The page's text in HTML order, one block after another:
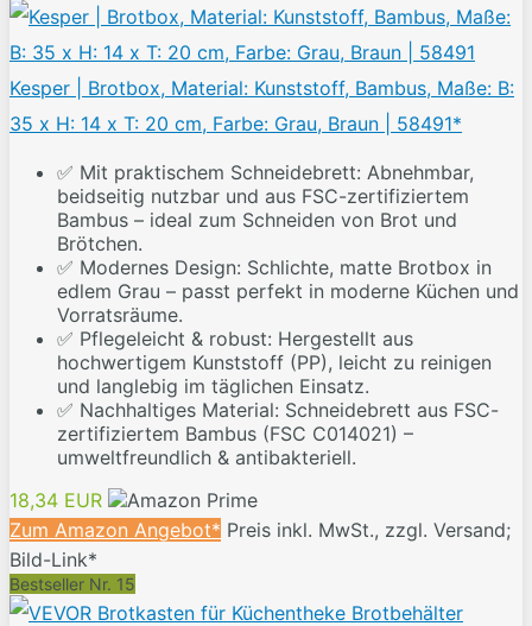
Kesper | Brotbox, Material: Kunststoff, Bambus, Maße: B:
35 x H: 14 x T: 20 cm, Farbe: Grau, Braun | 58491*
✅ Mit praktischem Schneidebrett: Abnehmbar,
beidseitig nutzbar und aus FSC-zertifiziertem
Bambus – ideal zum Schneiden von Brot und
Brötchen.
✅ Modernes Design: Schlichte, matte Brotbox in
edlem Grau – passt perfekt in moderne Küchen und
Vorratsräume.
✅ Pflegeleicht & robust: Hergestellt aus
hochwertigem Kunststoff (PP), leicht zu reinigen
und langlebig im täglichen Einsatz.
✅ Nachhaltiges Material: Schneidebrett aus FSC-
zertifiziertem Bambus (FSC C014021) –
umweltfreundlich & antibakteriell.
18,34 EUR
Zum Amazon Angebot* Preis inkl. MwSt., zzgl. Versand;
Bild-Link*
Bestseller Nr. 15